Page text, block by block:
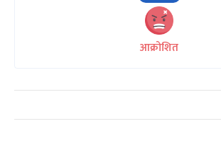
आक्रोशित